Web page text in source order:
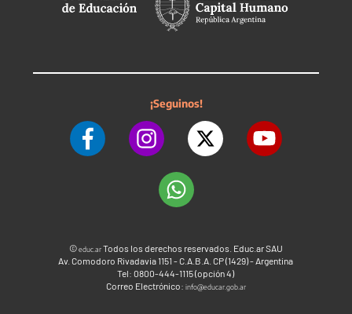
¡Seguinos!
©educ.arTodos los derechos reservados. Educ.ar SAU
Av. Comodoro Rivadavia 1151 - C.A.B.A. CP (1429) - Argentina
Tel: 0800-444-1115 (opción 4)
Correo Electrónico: info@educar.gob.ar